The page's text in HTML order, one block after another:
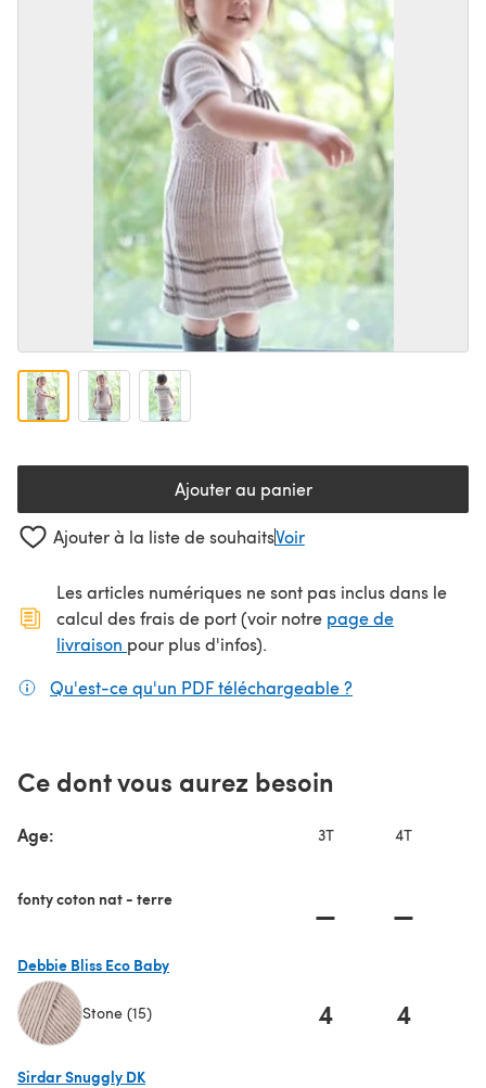
Ajouter au panier
Ajouter à la liste de souhaitsVoir
Les articles numériques ne sont pas inclus dans le
calcul des frais de port (voir notre page de
livraison (s'ouvre dans un nouvel onglet)
pour plus d'infos).
Qu'est-ce qu'un PDF téléchargeable ?
Ce dont vous aurez besoin
Age: 3T 4T
fonty coton nat - terre — —
Debbie Bliss Eco Baby
Stone (15) 4 4
Sirdar Snuggly DK